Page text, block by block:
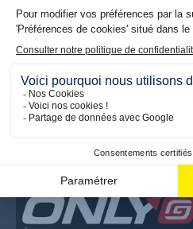
Mon compte
Mes commandes
Mes Informations
NOS AUTRES BOUTIQUES